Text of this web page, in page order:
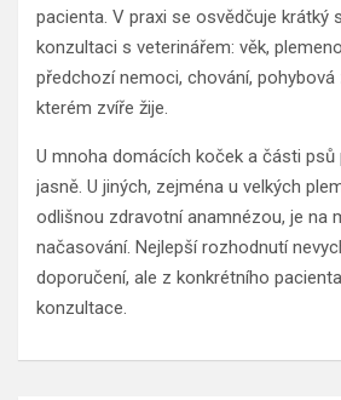
pacienta. V praxi se osvědčuje krátký
konzultaci s veterinářem: věk,
předchozí nemoci, chování,
kterém zvíře žije.
U mnoha domácích koček a části psů
jasně. U jiných, zejména u velkých
odlišnou zdravotní anamnézou, je na
načasování. Nejlepší rozhodnutí
doporučení, ale z konkrétního
konzultace.